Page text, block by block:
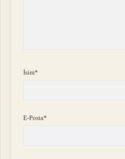
İsim*
E-Posta*